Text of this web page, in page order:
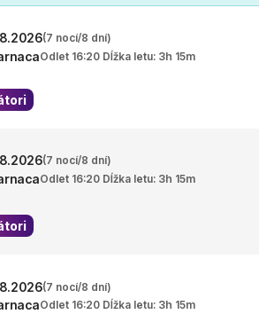
(7 nocí/8 dní)
Odlet 16:20 Dĺžka letu: 3h 15m
(7 nocí/8 dní)
Odlet 16:20 Dĺžka letu: 3h 15m
(7 nocí/8 dní)
Odlet 16:20 Dĺžka letu: 3h 15m